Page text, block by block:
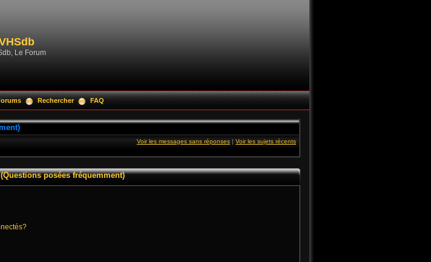
Le Forum
Rechercher FAQ
Voir les messages sans réponses | Voir les sujets récents
posées fréquemment)